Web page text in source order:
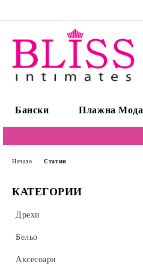
Бански Плажна Мода
КАТЕГОРИИ
Дрехи
Пуловери
Блузи/Бодита
Бельо
Сутиени
Аксесоари
Начало Статии